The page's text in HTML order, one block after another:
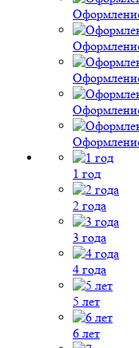
1 год
2 года
3 года
4 года
5 лет
6 лет